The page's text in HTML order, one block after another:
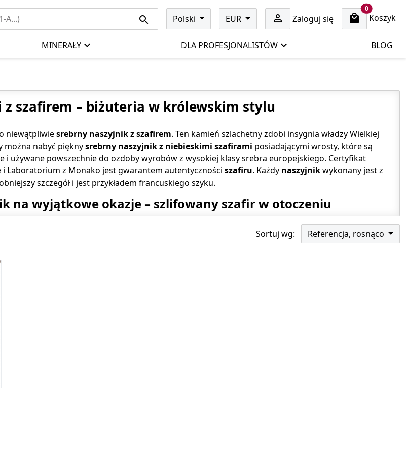
Polski EUR Zaloguj się 
0cart items
Koszyk
MINERAŁY DLA PROFESJONALISTÓW BLOG
z szafirem – biżuteria w królewskim stylu
niewątpliwiesrebrny naszyjnik z szafirem. Ten kamień szlachetny zdobi insygnia władzy Wielkiej
można nabyć pięknysrebrny naszyjnikz niebieskimi szafirami posiadającymi wrosty, które są
i używane powszechnie do ozdoby wyrobów z wysokiej klasy srebra europejskiego. Certyfikat
Laboratorium z Monako jest gwarantem autentyczności szafiru. Każdy naszyjnikwykonany jest z
szczegół i jest przykładem francuskiego szyku.
na wyjątkowe okazje – szlifowany szafir w otoczeniu
będzie idealnym wyborem.
wykonania. Warto zwrócić uwagę na szlif fasetowy, który uwydatnia przejrzystości,
akcenty kolorystyczne.
Sortuj wg: Referencja, rosnąco